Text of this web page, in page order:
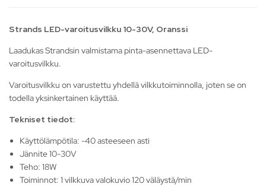
Strands LED-varoitusvilkku 10-30V, Oranssi
Laadukas Strandsin valmistama pinta-asennettava LED-
varoitusvilkku.
Varoitusvilkku on varustettu yhdellä vilkkutoiminnolla, joten se on
todella yksinkertainen käyttää.
Tekniset tiedot:
Käyttölämpötila: -40 asteeseen asti
Jännite 10-30V
Teho: 18W
Toiminnot: 1 vilkkuva valokuvio 120 väläystä/min